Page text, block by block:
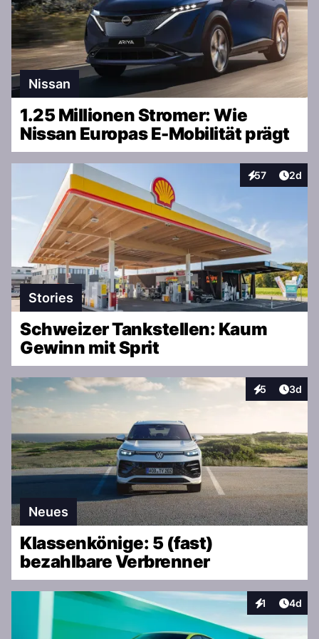
Nissan
1.25 Millionen Stromer: Wie
Nissan Europas E-Mobilität prägt
57
Interaktionen
2d
Stories
Schweizer Tankstellen: Kaum
Gewinn mit Sprit
5
Interaktionen
3d
Neues
Klassenkönige: 5 (fast)
bezahlbare Verbrenner
1
Interaktionen
4d